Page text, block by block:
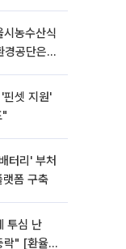
농수산식
공단은
핀셋 지원'
"
터리' 부처
폼 구축
투심 난
" [환율전